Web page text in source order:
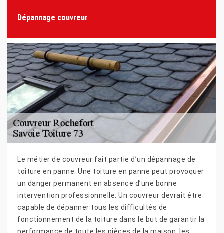
Dépannage couvreur
Le métier de couvreur fait partie d’un dépannage de
toiture en panne. Une toiture en panne peut provoquer
un danger permanent en absence d’une bonne
intervention professionnelle. Un couvreur devrait être
capable de dépanner tous les difficultés de
fonctionnement de la toiture dans le but de garantir la
performance de toute les pièces de la maison, les